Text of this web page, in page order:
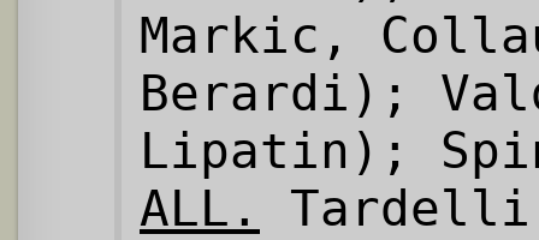
Markic,
Berardi);
Lipatin);
ALL.
Tardelli